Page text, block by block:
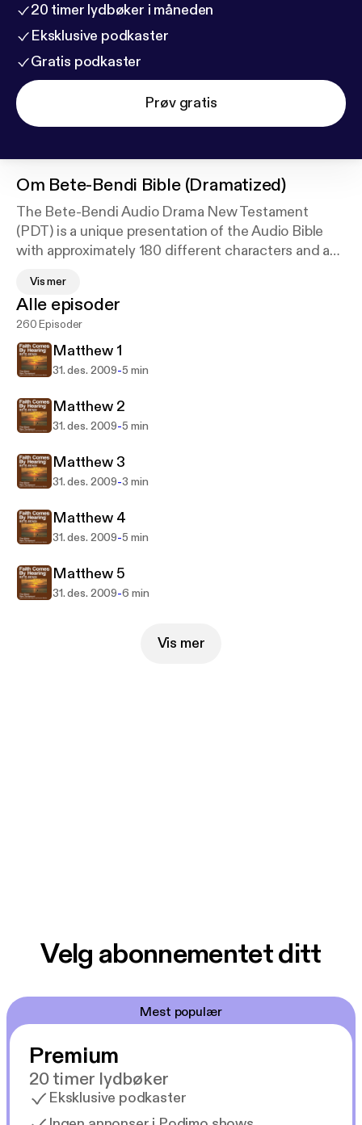
20 timer lydbøker i måneden
Eksklusive podkaster
Gratis podkaster
Prøv gratis
Om Bete-Bendi Bible (Dramatized)
The Bete-Bendi Audio Drama New Testament
(PDT) is a unique presentation of the Audio Bible
with approximately 180 different characters and a
effects. For a list of other available languages go to
our website athttp://FaithComesByHearing.com
The mission of Faith Comes By Hearing is to bring
His Church together and make disciples from every
nation, tribe, language, and people: to give every
the New Testament in their heart language.
Vis mer
Alle episoder
260 Episoder
Matthew 1
31. des. 2009-5 min
Matthew 2
31. des. 2009-5 min
Matthew 3
31. des. 2009-3 min
Matthew 4
31. des. 2009-5 min
Matthew 5
31. des. 2009-6 min
Vis mer
Velg abonnementet ditt
Mest populær
Premium
20 timer lydbøker
Eksklusive podkaster